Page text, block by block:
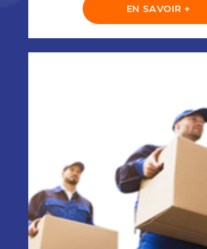
EN SAVOIR +